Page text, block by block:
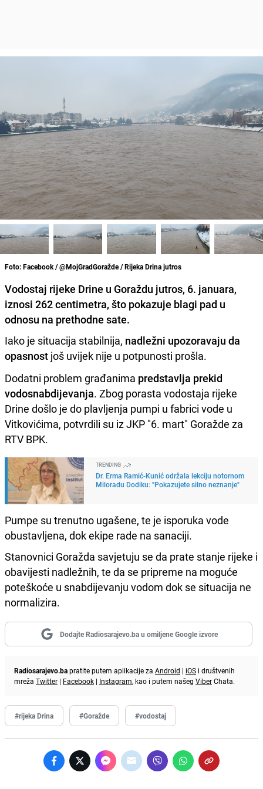
Foto: Facebook / @MojGradGoražde / Rijeka Drina jutros
Vodostaj rijeke Drine u Goraždu jutros, 6. januara,
iznosi 262 centimetra, što pokazuje blagi pad u
odnosu na prethodne sate.
Iako je situacija stabilnija, nadležni upozoravaju da
opasnost još uvijek nije u potpunosti prošla.
Dodatni problem građanima predstavlja prekid
vodosnabdijevanja. Zbog porasta vodostaja rijeke
Drine došlo je do plavljenja pumpi u fabrici vode u
Vitkovićima, potvrdili su iz JKP "6. mart" Goražde za
RTV BPK.
TRENDING
Dr. Erma Ramić-Kunić održala lekciju notornom
Miloradu Dodiku: "Pokazujete silno neznanje"
Pumpe su trenutno ugašene, te je isporuka vode
obustavljena, dok ekipe rade na sanaciji.
Stanovnici Goražda savjetuju se da prate stanje rijeke i
obavijesti nadležnih, te da se pripreme na moguće
poteškoće u snabdijevanju vodom dok se situacija ne
normalizira.
Dodajte Radiosarajevo.ba u omiljene Google izvore
Radiosarajevo.bapratite putem aplikacije za Android | iOS i društvenih
mreža Twitter | Facebook | Instagram, kao i putem našeg ViberChata.
#rijeka Drina #Goražde #vodostaj